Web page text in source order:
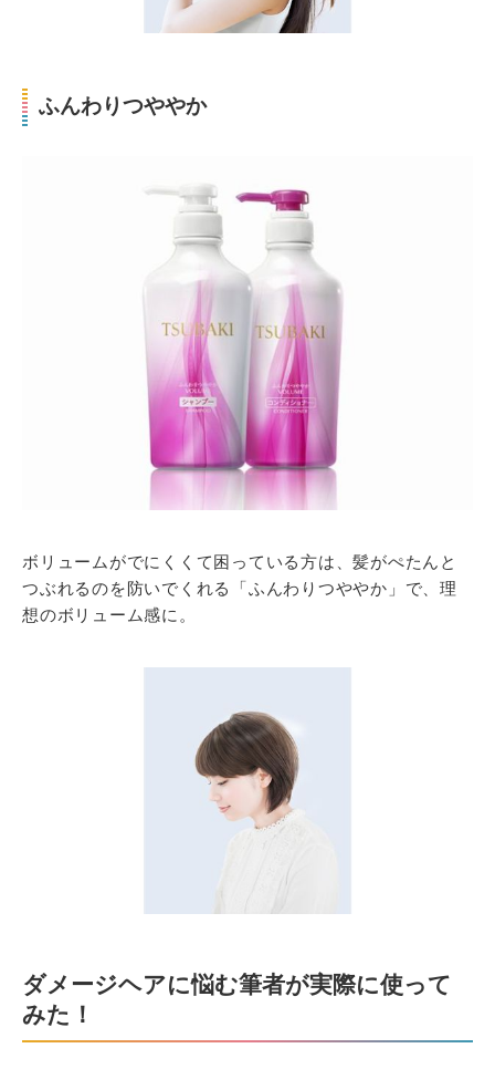
ふんわりつややか
ボリュームがでにくくて困っている方は、髪がぺたんと
つぶれるのを防いでくれる「ふんわりつややか」で、理
想のボリューム感に。
ダメージヘアに悩む筆者が実際に使って
みた！